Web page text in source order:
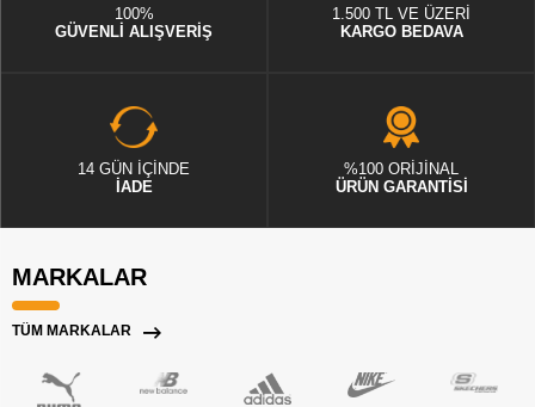
100%
GÜVENLİ ALIŞVERİŞ
1.500 TL VE ÜZERİ
KARGO BEDAVA
14 GÜN İÇİNDE
İADE
%100 ORİJİNAL
ÜRÜN GARANTİSİ
MARKALAR
TÜM MARKALAR